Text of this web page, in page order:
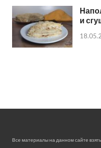
и
Все материалы на данном сайте